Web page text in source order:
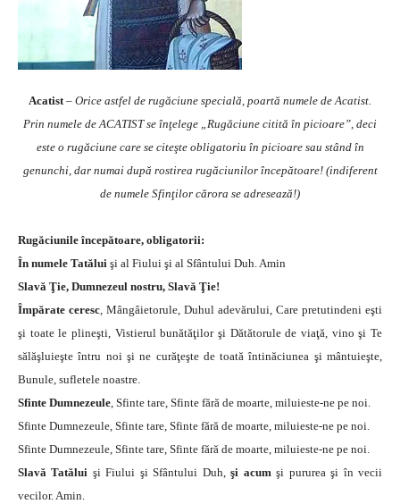
Acatist– Orice astfel de rugăciune specială, poartă numele de Acatist.
Prin numele de ACATIST se înţelege „Rugăciune citită în picioare”, deci
este o rugăciune care se citeşte obligatoriu în picioare sau stând în
genunchi, dar numai după rostirea rugăciunilor începătoare! (indiferent
de numele Sfinţilor cărora se adresează!)
Rugăciunile începătoare, obligatorii:
În numele Tatălui şi al Fiului şi al Sfântului Duh. Amin
Slavă Ţie, Dumnezeul nostru, Slavă Ţie!
Împărate ceresc, Mângâietorule, Duhul adevărului, Care pretutindeni eşti
şi toate le plineşti, Vistierul bunătăţilor şi Dătătorule de viaţă, vino şi Te
sălăşluieşte întru noi şi ne curăţeşte de toată întinăciunea şi mântuieşte,
Bunule, sufletele noastre.
Sfinte Dumnezeule, Sfinte tare, Sfinte fără de moarte, miluieste-ne pe noi.
Sfinte Dumnezeule, Sfinte tare, Sfinte fără de moarte, miluieste-ne pe noi.
Sfinte Dumnezeule, Sfinte tare, Sfinte fără de moarte, miluieste-ne pe noi.
Slavă Tatălui şi Fiului şi Sfântului Duh,şi acumşi pururea şi în vecii
vecilor. Amin.